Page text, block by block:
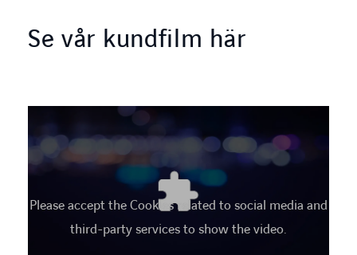
Se vår kundfilm här
Please accept the Cookies related to social media and
third-party services to show the video.